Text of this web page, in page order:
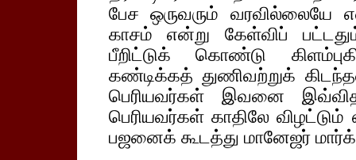
பேச ஒருவரும் வரவில்லையே
காசம் என்று கேள்விப்
பீறிட்டுக் கொண்டு
கண்டிக்கத் துணிவற்றுக்
பெரியவர்கள் இவனை
பெரியவர்கள் காதிலே
பஜனைக் கூடத்து மானேஜர்